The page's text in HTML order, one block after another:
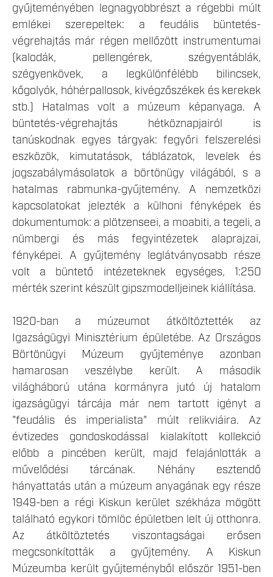
gyűjteményében legnagyobbrészt a régebbi múlt
emlékei szerepeltek: a feudális büntetés-
végrehajtás már régen mellőzött instrumentumai
(kalodák, pellengérek, szégyentáblák,
szégyenkövek, a legkülönfélébb bilincsek,
kőgolyók, hóhérpallosok, kivégzőszékek és kerekek
stb.) Hatalmas volt a múzeum képanyaga. A
büntetés-végrehajtás hétköznapjairól is
tanúskodnak egyes tárgyak: fegyőri felszerelési
eszközök, kimutatások, táblázatok, levelek és
jogszabálymásolatok a börtönügy világából, s a
hatalmas rabmunka-gyűjtemény. A nemzetközi
kapcsolatokat jelezték a külhoni fényképek és
dokumentumok: a plötzenseei, a moabiti, a tegeli, a
nümbergi és más fegyintézetek alaprajzai,
fényképei. A gyűjtemény leglátványosabb része
volt a büntető intézeteknek egységes, 1:250
mérték szerint készült gipszmodelljeinek kiállítása.
1920-ban a múzeumot átköltöztették az
Igazságügyi Minisztérium épületébe. Az Országos
Börtönügyi Múzeum gyűjteménye azonban
hamarosan veszélybe került. A második
világháború utána kormányra jutó új hatalom
igazságügyi tárcája már nem tartott igényt a
"feudális és imperialista" múlt relikviáira. Az
évtizedes gondoskodással kialakított kollekció
előbb a pincében került, majd felajánlották a
művelődési tárcának. Néhány esztendő
hányattatás után a múzeum anyagának egy része
1949-ben a régi Kiskun kerület székháza mögött
található egykori tömlöc épületben lelt új otthonra.
Az átköltöztetés viszontagságai erősen
megcsonkították a gyűjtemény. A Kiskun
Múzeumba került gyűjteményből először 1951-ben